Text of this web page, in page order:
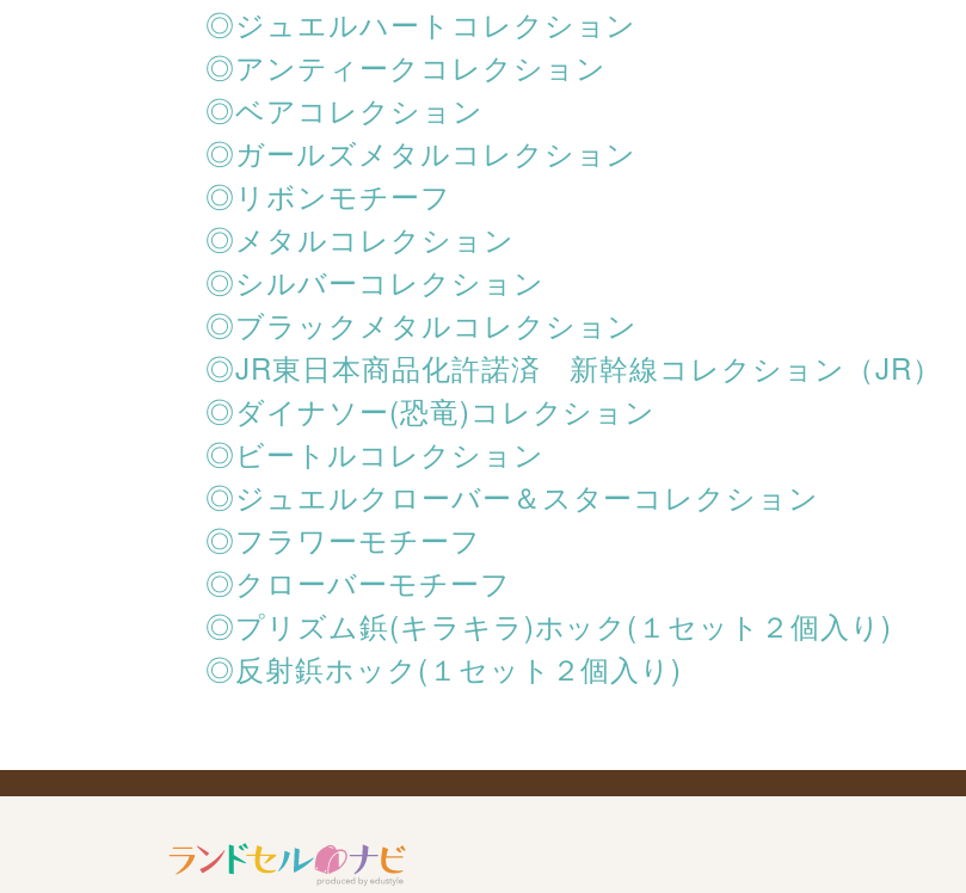
◎ジュエルハートコレクション
◎アンティークコレクション
◎ベアコレクション
◎ガールズメタルコレクション
◎リボンモチーフ
◎メタルコレクション
◎シルバーコレクション
◎ブラックメタルコレクション
◎JR東日本商品化許諾済 新幹線コレクション（JR）
◎ダイナソー(恐竜)コレクション
◎ビートルコレクション
◎ジュエルクローバー＆スターコレクション
◎フラワーモチーフ
◎クローバーモチーフ
◎プリズム鋲(キラキラ)ホック(１セット２個入り)
◎反射鋲ホック(１セット２個入り)